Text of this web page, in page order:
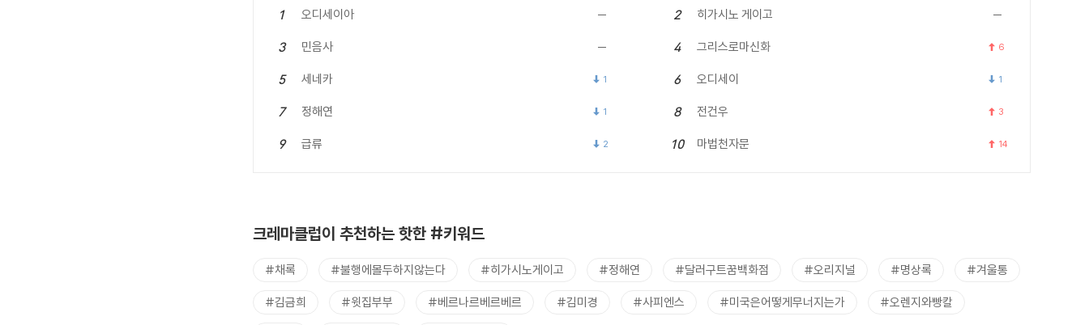
1 오디세이아 2 히가시노 게이고
3 민음사 4 그리스로마신화 6
5 세네카 1 6 오디세이 1
7 정해연 1 8 전건우 3
9 급류 2 10 마법천자문 14
크레마클럽이 추천하는 핫한 #키워드
#채록 #불행에몰두하지않는다 #히가시노게이고 #정해연 #달러구트꿈백화점 #오리지널 #명상록 #겨울통
#김금희 #윗집부부 #베르나르베르베르 #김미경 #사피엔스 #미국은어떻게무너지는가 #오렌지와빵칼